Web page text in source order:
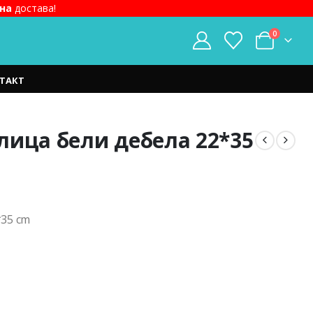
достава!
0
бели дебела 22*35
cm